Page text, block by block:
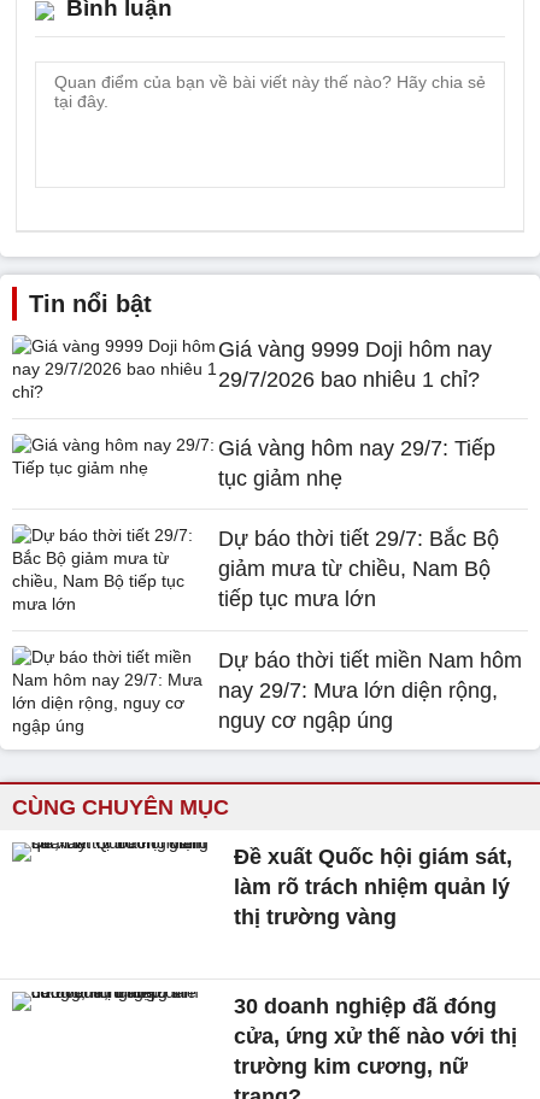
Bình luận
Tin nổi bật
Giá vàng 9999 Doji hôm nay
29/7/2026 bao nhiêu 1 chỉ?
Giá vàng hôm nay 29/7: Tiếp
tục giảm nhẹ
Dự báo thời tiết 29/7: Bắc Bộ
giảm mưa từ chiều, Nam Bộ
tiếp tục mưa lớn
Dự báo thời tiết miền Nam hôm
nay 29/7: Mưa lớn diện rộng,
nguy cơ ngập úng
CÙNG CHUYÊN MỤC
Đề xuất Quốc hội giám sát,
làm rõ trách nhiệm quản lý
thị trường vàng
30 doanh nghiệp đã đóng
cửa, ứng xử thế nào với thị
trường kim cương, nữ